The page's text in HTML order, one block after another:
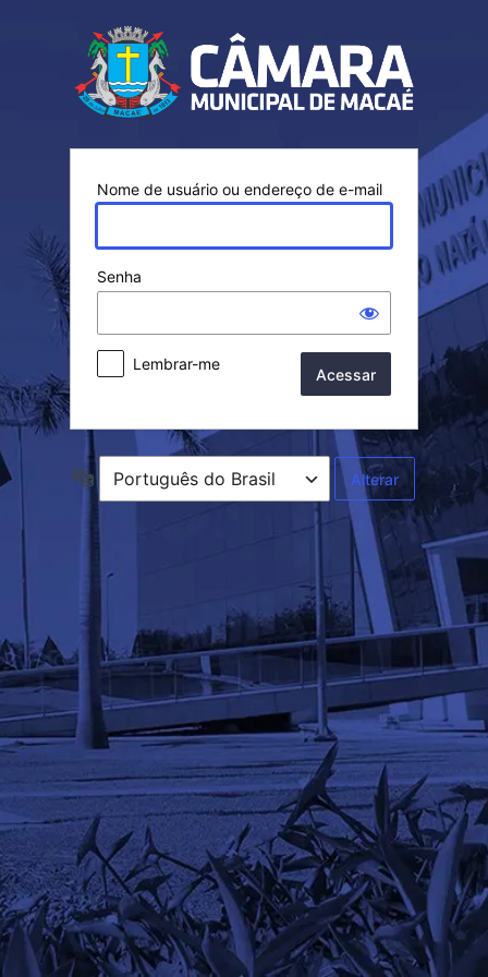
Nome de usuário ou endereço de e-mail
Senha
Lembrar-me
Idioma